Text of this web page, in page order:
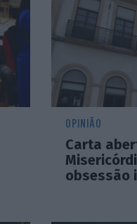
OPINIÃO
Carta
obsessão